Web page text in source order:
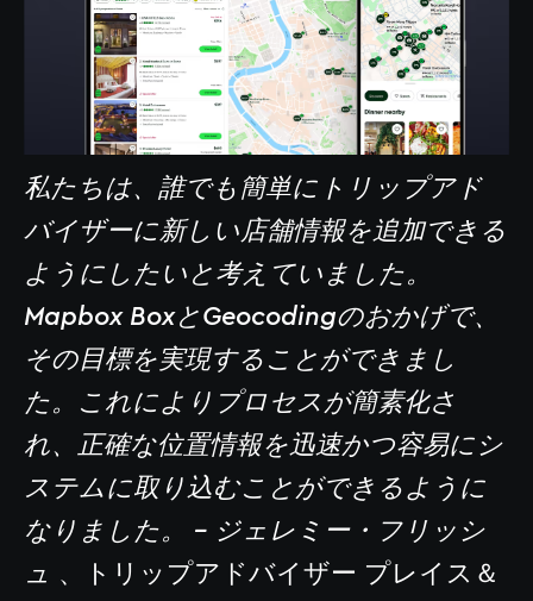
私たちは、誰でも簡単にトリップアド
バイザーに新しい店舗情報を追加できる
ようにしたいと考えていました。
Mapbox BoxとGeocodingのおかげで、
その目標を実現することができまし
た。これによりプロセスが簡素化さ
れ、正確な位置情報を迅速かつ容易にシ
ステムに取り込むことができるように
なりました。 - ジェレミー・フリッシ
ュ 、トリップアドバイザー プレイス＆